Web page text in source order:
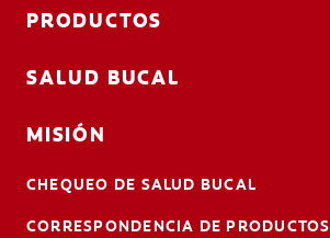
PRODUCTOS
SALUD BUCAL
MISIÓN
CHEQUEO DE SALUD BUCAL
CORRESPONDENCIA DE PRODUCTOS